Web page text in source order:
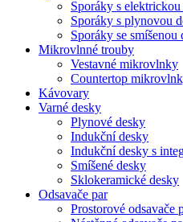
Sporáky s elektrickou
Sporáky s plynovou
Sporáky se smíšenou
Mikrovlnné trouby
Vestavné mikrovlnky
Countertop
Kávovary
Varné desky
Plynové desky
Indukční desky
Indukční desky s
Smíšené desky
Sklokeramické desky
Odsavače par
Prostorové odsavače